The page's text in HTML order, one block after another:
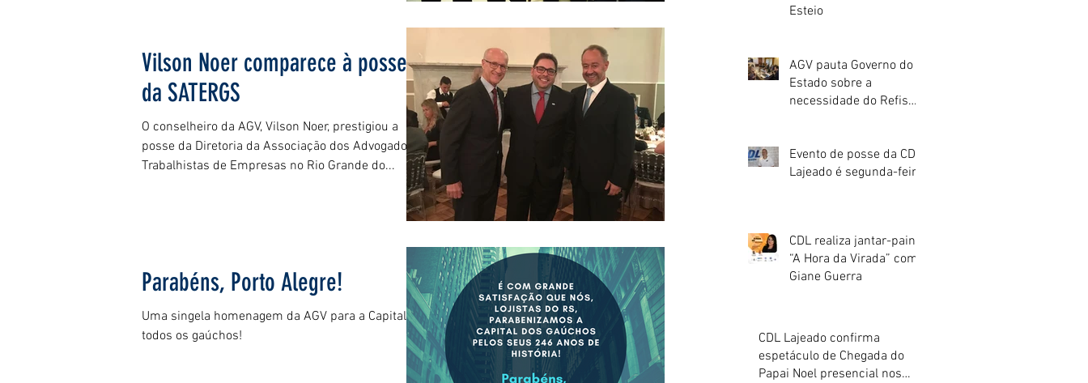
Vilson Noer comparece à posse
da SATERGS
O conselheiro da AGV, Vilson Noer, prestigiou a
posse da Diretoria da Associação dos Advogados
Trabalhistas de Empresas no Rio Grande do...
Parabéns, Porto Alegre!
Uma singela homenagem da AGV para a Capital de
todos os gaúchos!
Esteio
AGV pauta Governo do
Estado sobre a
necessidade do Refis
Evento de posse da CDL
Lajeado é segunda-feira
CDL realiza jantar-painel
“A Hora da Virada” com
Giane Guerra
CDL Lajeado confirma
espetáculo de Chegada do
Papai Noel presencial nos